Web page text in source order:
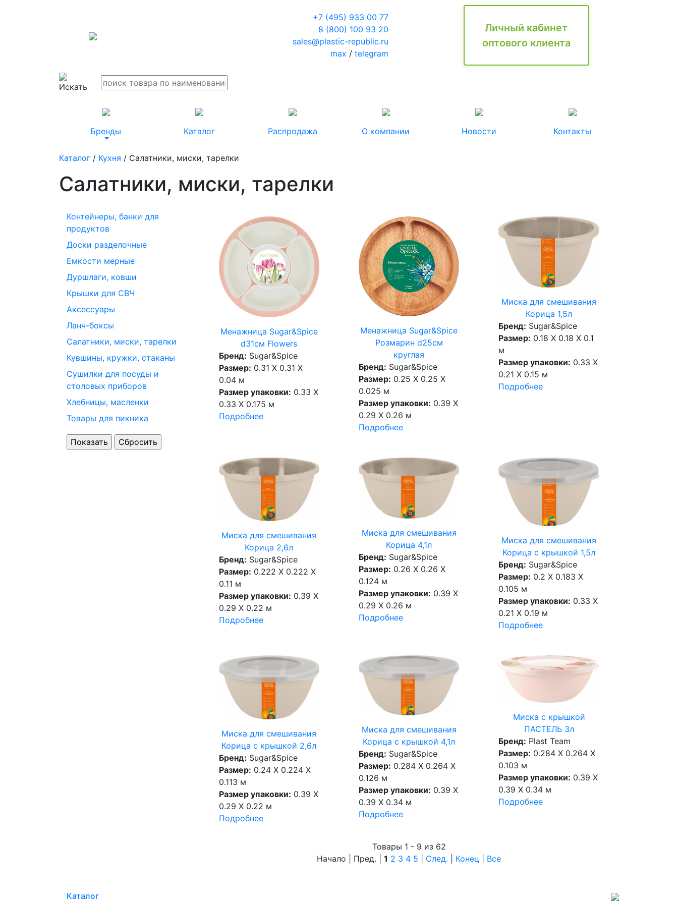
+7 (495) 933 00 77
8 (800) 100 93 20
sales@plastic-republic.ru
max / telegram
Личный кабинет
оптового клиента
Бренды Каталог Распродажа О компании Новости Контакты
Каталог / Кухня / Салатники, миски, тарелки
Салатники, миски, тарелки
Контейнеры, банки для
продуктов
Доски разделочные
Емкости мерные
Дуршлаги, ковши
Крышки для СВЧ
Аксессуары
Ланч-боксы
Салатники, миски, тарелки
Кувшины, кружки, стаканы
Сушилки для посуды и
столовых приборов
Хлебницы, масленки
Товары для пикника
Менажница Sugar&Spice
d31см Flowers
Бренд: Sugar&Spice
Размер: 0.31 X 0.31 X
0.04 м
Размер упаковки: 0.33 X
0.33 X 0.175 м
Подробнее
Менажница Sugar&Spice
Розмарин d25см
круглая
Бренд: Sugar&Spice
Размер: 0.25 X 0.25 X
0.025 м
Размер упаковки: 0.39 X
0.29 X 0.26 м
Подробнее
Миска для смешивания
Корица 1,5л
Бренд: Sugar&Spice
Размер: 0.18 X 0.18 X 0.1
м
Размер упаковки: 0.33 X
0.21 X 0.15 м
Подробнее
Миска для смешивания
Корица 2,6л
Бренд: Sugar&Spice
Размер: 0.222 X 0.222 X
0.11 м
Размер упаковки: 0.39 X
0.29 X 0.22 м
Подробнее
Миска для смешивания
Корица 4,1л
Бренд: Sugar&Spice
Размер: 0.26 X 0.26 X
0.124 м
Размер упаковки: 0.39 X
0.29 X 0.26 м
Подробнее
Миска для смешивания
Корица с крышкой 1,5л
Бренд: Sugar&Spice
Размер: 0.2 X 0.183 X
0.105 м
Размер упаковки: 0.33 X
0.21 X 0.19 м
Подробнее
Миска для смешивания
Корица с крышкой 2,6л
Бренд: Sugar&Spice
Размер: 0.24 X 0.224 X
0.113 м
Размер упаковки: 0.39 X
0.29 X 0.22 м
Подробнее
Миска для смешивания
Корица с крышкой 4,1л
Бренд: Sugar&Spice
Размер: 0.284 X 0.264 X
0.126 м
Размер упаковки: 0.39 X
0.39 X 0.34 м
Подробнее
Миска с крышкой
ПАСТЕЛЬ 3л
Бренд: Plast Team
Размер: 0.284 X 0.264 X
0.103 м
Размер упаковки: 0.39 X
0.39 X 0.34 м
Подробнее
Товары 1 - 9 из 62
Начало | Пред. |1 2 3 4 5 След. Конец Все
Каталог